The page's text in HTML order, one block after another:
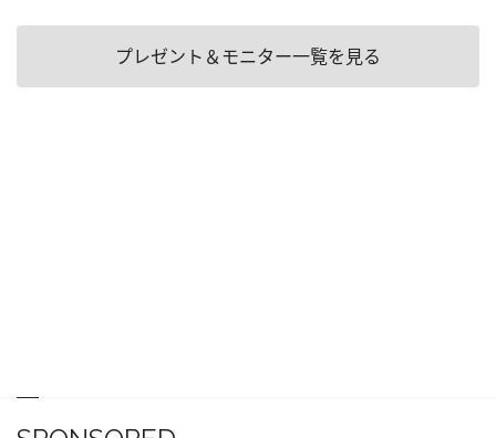
プレゼント＆モニター一覧を見る